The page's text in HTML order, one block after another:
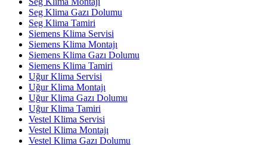
Seg Klima Gazı Dolumu
Seg Klima Tamiri
Siemens Klima Servisi
Siemens Klima Montajı
Siemens Klima Gazı Dolumu
Siemens Klima Tamiri
Uğur Klima Servisi
Uğur Klima Montajı
Uğur Klima Gazı Dolumu
Uğur Klima Tamiri
Vestel Klima Servisi
Vestel Klima Montajı
Vestel Klima Gazı Dolumu